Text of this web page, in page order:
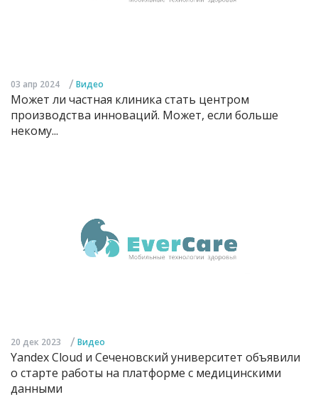
03 апр 2024 / Видео
Может ли частная клиника стать центром
производства инноваций. Может, если больше
некому...
20 дек 2023 / Видео
Yandex Cloud и Сеченовский университет объявили
о старте работы на платформе с медицинскими
данными